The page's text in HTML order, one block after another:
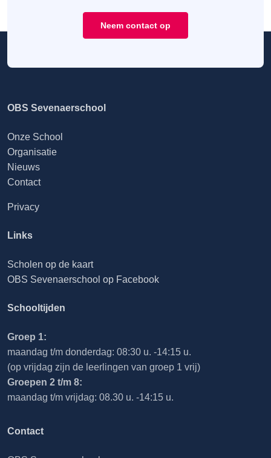
Neem contact op
OBS Sevenaerschool
Onze School
Organisatie
Nieuws
Contact
Privacy
Links
Scholen op de kaart
OBS Sevenaerschool op Facebook
Schooltijden
Groep 1:
maandag t/m donderdag: 08:30 u. -14:15 u.
(op vrijdag zijn de leerlingen van groep 1 vrij)
Groepen 2 t/m 8:
maandag t/m vrijdag: 08.30 u. -14:15 u.
Contact